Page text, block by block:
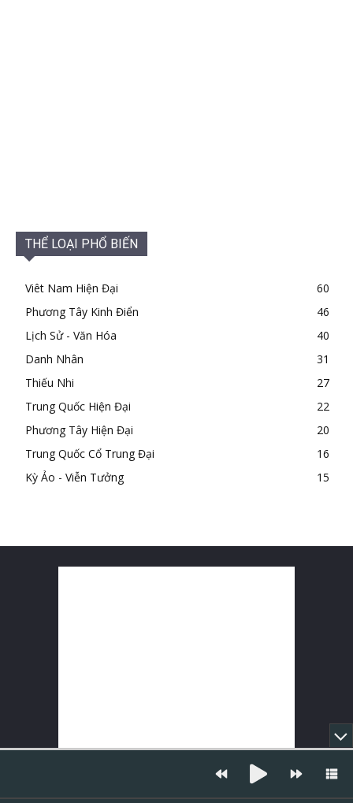
THỂ LOẠI PHỔ BIẾN
Viêt Nam Hiện Đại
60
Phương Tây Kinh Điển
46
Lịch Sử - Văn Hóa
40
Danh Nhân
31
Thiếu Nhi
27
Trung Quốc Hiện Đại
22
Phương Tây Hiện Đại
20
Trung Quốc Cổ Trung Đại
16
Kỳ Ảo - Viễn Tưởng
15